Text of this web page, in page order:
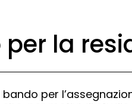
la
bando per